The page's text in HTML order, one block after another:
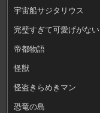
宇宙船サジタリウス
完璧すぎて可愛げがな
帝都物語
怪獣
怪盗きらめきマン
恐竜の島